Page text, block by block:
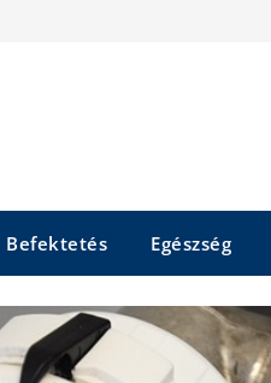
Befektetés Egészség